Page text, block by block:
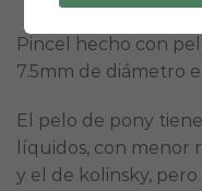
Pincel hecho con
7.5mm de diámetro
El pelo de pony
líquidos, con menor
y el de kolinsky,